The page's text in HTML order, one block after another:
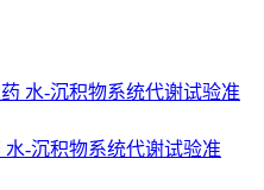
水-沉积物系统代谢试验准